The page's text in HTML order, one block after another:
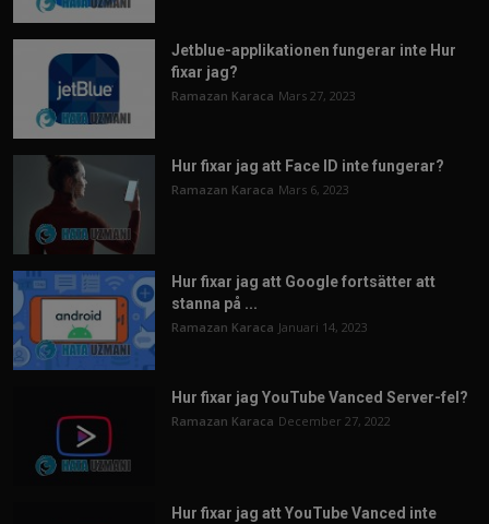
Jetblue-applikationen fungerar inte Hur
fixar jag?
Ramazan Karaca Mars 27, 2023
Hur fixar jag att Face ID inte fungerar?
Ramazan Karaca Mars 6, 2023
Hur fixar jag att Google fortsätter att
stanna på ...
Ramazan Karaca Januari 14, 2023
Hur fixar jag YouTube Vanced Server-fel?
Ramazan Karaca December 27, 2022
Hur fixar jag att YouTube Vanced inte